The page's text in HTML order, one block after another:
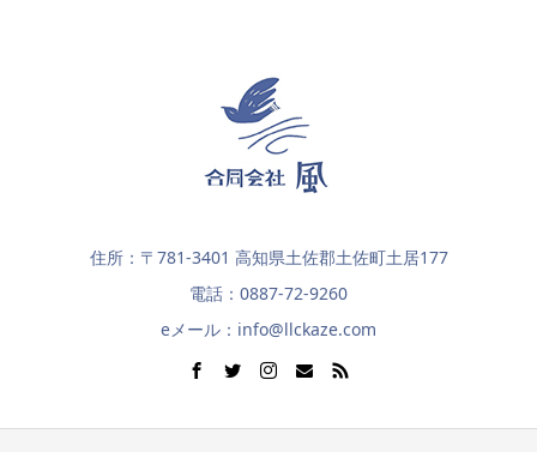
住所：〒781-3401 高知県土佐郡土佐町土居177
電話：0887-72-9260
eメール：info@llckaze.com